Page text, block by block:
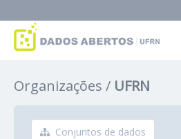
Grupos
Sobre
Organizações UFRN
Conjuntos de dados